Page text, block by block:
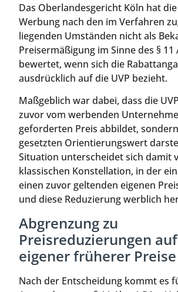
Das Oberlandesgericht Köln hat
Werbung nach den im Verfahren
liegenden Umständen nicht als
Preisermäßigung im Sinne des § 11
bewertet, wenn sich die
ausdrücklich auf die UVP bezieht.
Maßgeblich war dabei, dass die
zuvor vom werbenden
geforderten Preis abbildet,
gesetzten Orientierungswert
Situation unterscheidet sich damit
klassischen Konstellation, in der
einen zuvor geltenden eigenen
und diese Reduzierung werblich
Abgrenzung zu
Preisreduzierungen
eigener früherer Preise
Nach der Entscheidung kommt es